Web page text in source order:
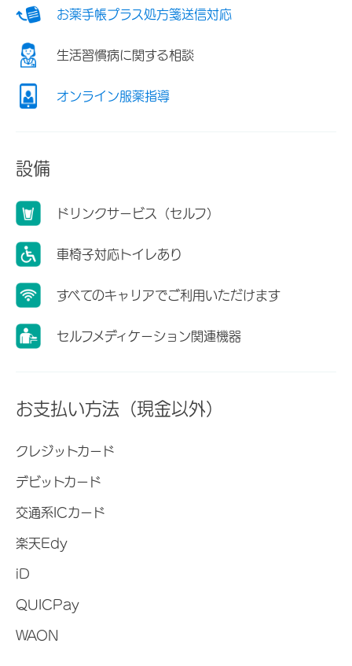
お薬手帳プラス処方箋送信対応
生活習慣病に関する相談
オンライン服薬指導
設備
ドリンクサービス（セルフ）
車椅子対応トイレあり
すべてのキャリアでご利用いただけます
セルフメディケーション関連機器
お支払い方法（現金以外）
クレジットカード
デビットカード
交通系ICカード
楽天Edy
iD
QUICPay
WAON